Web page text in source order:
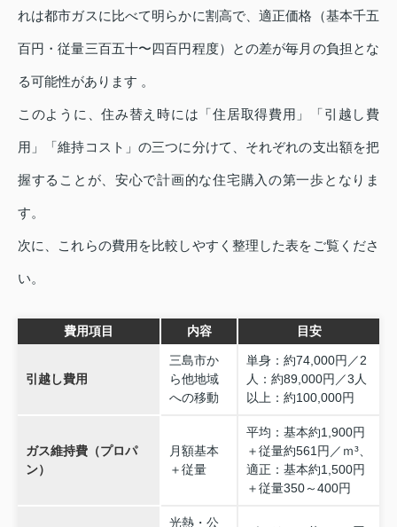
れは都市ガスに比べて明らかに割高で、適正価格（基本千五
百円・従量三百五十〜四百円程度）との差が毎月の負担とな
る可能性があります 。
このように、住み替え時には「住居取得費用」「引越し費
用」「維持コスト」の三つに分けて、それぞれの支出額を把
握することが、安心で計画的な住宅購入の第一歩となりま
す。
次に、これらの費用を比較しやすく整理した表をご覧くださ
い。
費用項目 内容 目安
引越し費用
三島市か
ら他地域
への移動
単身：約74,000円／2
人：約89,000円／3人
以上：約100,000円
ガス維持費（プロパ
ン）
月額基本
＋従量
平均：基本約1,900円
＋従量約561円／ｍ³、
適正：基本約1,500円
＋従量350～400円
光熱・公